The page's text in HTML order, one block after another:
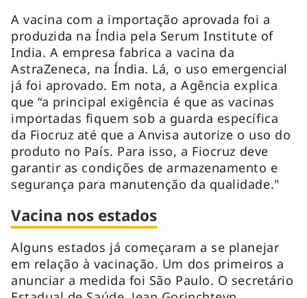
A vacina com a importação aprovada foi a
produzida na Índia pela Serum Institute of
India. A empresa fabrica a vacina da
AstraZeneca, na Índia. Lá, o uso emergencial
já foi aprovado. Em nota, a Agência explica
que “a principal exigência é que as vacinas
importadas fiquem sob a guarda específica
da Fiocruz até que a Anvisa autorize o uso do
produto no País. Para isso, a Fiocruz deve
garantir as condições de armazenamento e
segurança para manutenção da qualidade."
Vacina nos estados
Alguns estados já começaram a se planejar
em relação à vacinação. Um dos primeiros a
anunciar a medida foi São Paulo. O secretário